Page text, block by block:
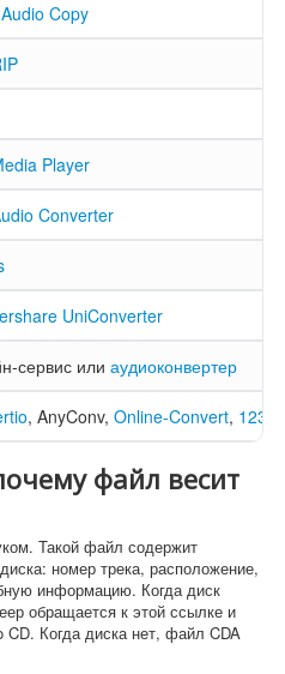
Copy
Player
Converter
UniConverter
сервис или аудиоконвертер
, AnyConv, Online-Convert,
файл весит
Такой файл содержит
номер трека, расположение,
информацию. Когда диск
обращается к этой ссылке и
CD. Когда диска нет, файл CDA